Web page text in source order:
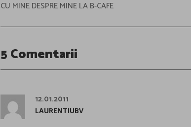
CU MINE DESPRE MINE LA B-CAFE
5 Comentarii
12.01.2011
LAURENTIUBV